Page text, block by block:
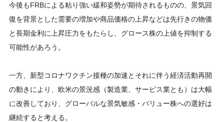
今後もFRBによる粘り強い緩和姿勢が期待されるものの、景気回
復を背景とした需要の増加や商品価格の上昇などは先行きの物価
と長期金利に上昇圧力をもたらし、グロース株の上値を抑制する
可能性があろう。
一方、新型コロナワクチン接種の加速とそれに伴う経済活動再開
の動きにより、欧米の景況感（製造業、サービス業とも）は大幅
に改善しており、グローバルな景気敏感・バリュー株への選好は
継続すると考える。